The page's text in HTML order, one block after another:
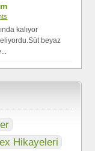
kalıyor
beyaz
Hikayeleri